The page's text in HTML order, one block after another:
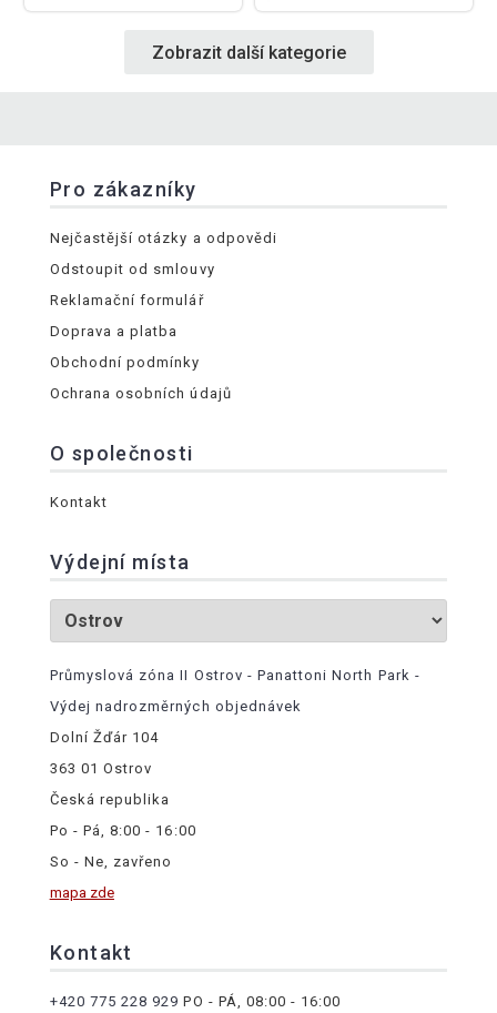
Zobrazit další kategorie
Pro zákazníky
Nejčastější otázky a odpovědi
Odstoupit od smlouvy
Reklamační formulář
Doprava a platba
Obchodní podmínky
Ochrana osobních údajů
O společnosti
Kontakt
Výdejní místa
Průmyslová zóna II Ostrov - Panattoni North Park -
Výdej nadrozměrných objednávek
Dolní Žďár 104
363 01 Ostrov
Česká republika
Po - Pá, 8:00 - 16:00
So - Ne, zavřeno
mapa zde
Kontakt
+420 775 228 929 PO - PÁ, 08:00 - 16:00